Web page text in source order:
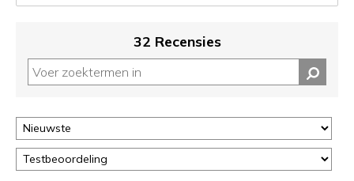
van
controleren
op
deze
page
32 Recensies